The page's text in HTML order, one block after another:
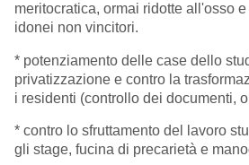
meritocratica, ormai ridotte all'osso
idonei non vincitori.
* potenziamento delle case dello
privatizzazione e contro la
i residenti (controllo dei documenti,
* contro lo sfruttamento del lavoro
gli stage, fucina di precarietà e